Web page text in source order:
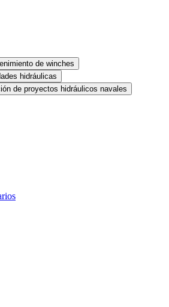
de winches
hidráulicas
Desarrollo y ejecución de proyectos hidráulicos navales